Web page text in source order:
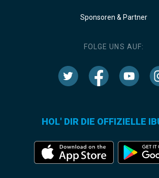
Sponsoren & Partner
FOLGE UNS AUF:
HOL' DIR DIE OFFIZIELLE